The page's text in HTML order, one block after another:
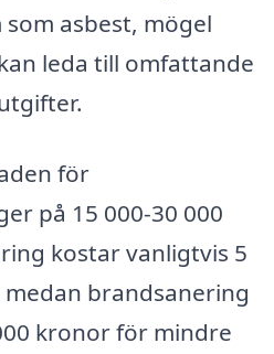
asbest, mögel
leda till omfattande
för
på 15 000-30 000
kostar vanligtvis 5
medan brandsanering
kronor för mindre